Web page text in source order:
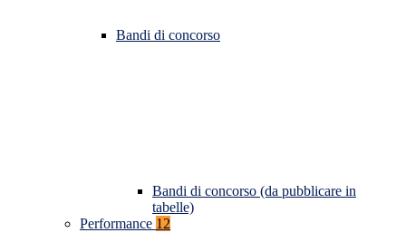
Bandi di concorso
Bandi di concorso (da pubblicare in
tabelle)
Performance 12